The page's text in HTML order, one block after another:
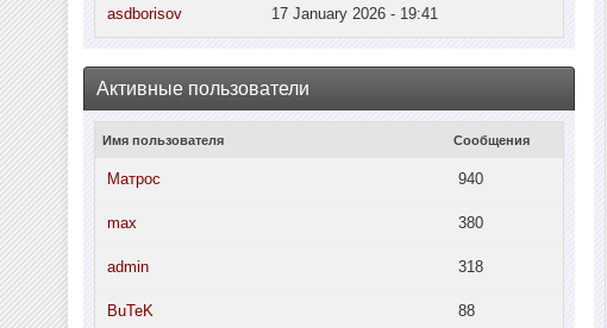
asdborisov 17 January 2026 - 19:41
Активные пользователи
Имя пользователя Сообщения
Матрос 940
max 380
admin 318
BuTeK 88